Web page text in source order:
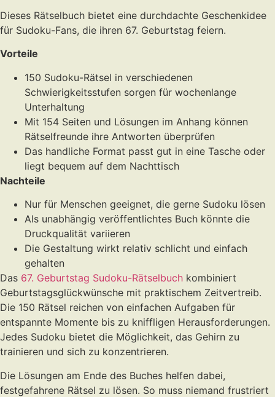
Dieses Rätselbuch bietet eine durchdachte Geschenkidee
für Sudoku-Fans, die ihren 67. Geburtstag feiern.
Vorteile
150 Sudoku-Rätsel in verschiedenen
Schwierigkeitsstufen sorgen für wochenlange
Unterhaltung
Mit 154 Seiten und Lösungen im Anhang können
Rätselfreunde ihre Antworten überprüfen
Das handliche Format passt gut in eine Tasche oder
liegt bequem auf dem Nachttisch
Nachteile
Nur für Menschen geeignet, die gerne Sudoku lösen
Als unabhängig veröffentlichtes Buch könnte die
Druckqualität variieren
Die Gestaltung wirkt relativ schlicht und einfach
gehalten
Das 67. Geburtstag Sudoku-Rätselbuch kombiniert
Geburtstagsglückwünsche mit praktischem Zeitvertreib.
Die 150 Rätsel reichen von einfachen Aufgaben für
entspannte Momente bis zu kniffligen Herausforderungen.
Jedes Sudoku bietet die Möglichkeit, das Gehirn zu
trainieren und sich zu konzentrieren.
Die Lösungen am Ende des Buches helfen dabei,
festgefahrene Rätsel zu lösen. So muss niemand frustriert